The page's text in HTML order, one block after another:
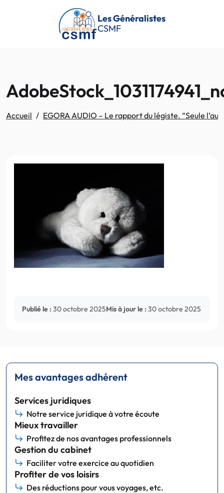
Passer au contenu principal
Les Généralistes
CSMF
Accueil EGORA AUDIO – Le rapport du légiste. “Seule
Publié le : 30 octobre 2025Mis à jour le : 30 octobre 2025
Mes avantages adhérent
Services juridiques
Notre service juridique à votre écoute
Mieux travailler
Profitez de nos avantages professionnels
Gestion du cabinet
Faciliter votre exercice au quotidien
Profiter de vos loisirs
Des réductions pour vous voyages, etc.